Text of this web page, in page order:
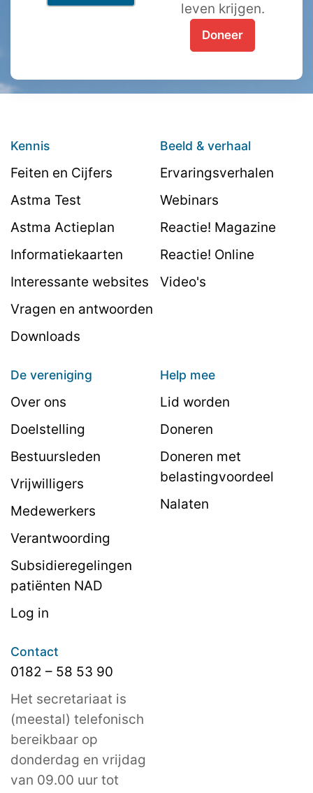
leven krijgen.
Doneer
Kennis
Feiten en Cijfers
Astma Test
Astma Actieplan
Informatiekaarten
Interessante websites
Vragen en antwoorden
Downloads
Beeld & verhaal
Ervaringsverhalen
Webinars
Reactie! Magazine
Reactie! Online
Video's
De vereniging
Over ons
Doelstelling
Bestuursleden
Vrijwilligers
Medewerkers
Verantwoording
Subsidieregelingen
patiënten NAD
Log in
Help mee
Lid worden
Doneren
Doneren met
belastingvoordeel
Nalaten
Contact
0182 – 58 53 90
Het secretariaat is
(meestal) telefonisch
bereikbaar op
donderdag en vrijdag
van 09.00 uur tot